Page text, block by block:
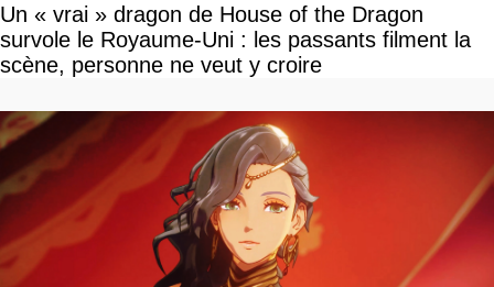
Un « vrai » dragon de House of the Dragon
survole le Royaume-Uni : les passants filment la
scène, personne ne veut y croire